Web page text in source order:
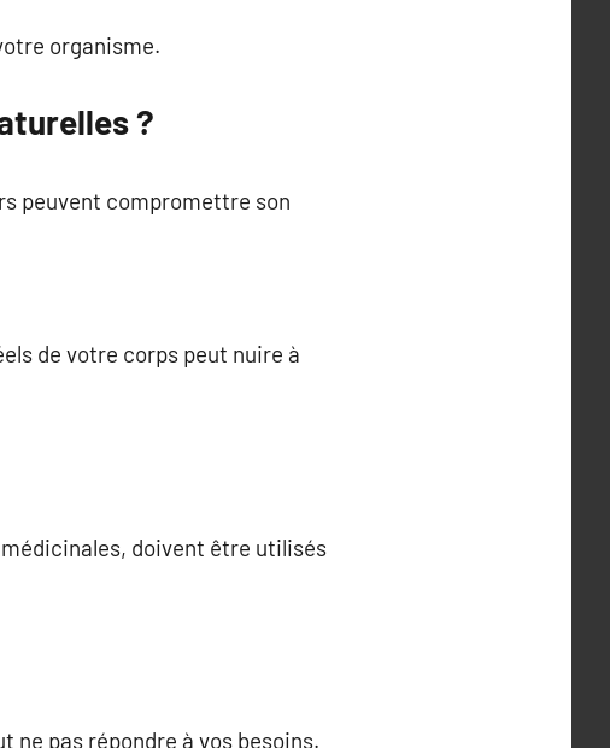
organisme.
?
peuvent compromettre son
de votre corps peut nuire à
doivent être utilisés
ne pas répondre à vos besoins.